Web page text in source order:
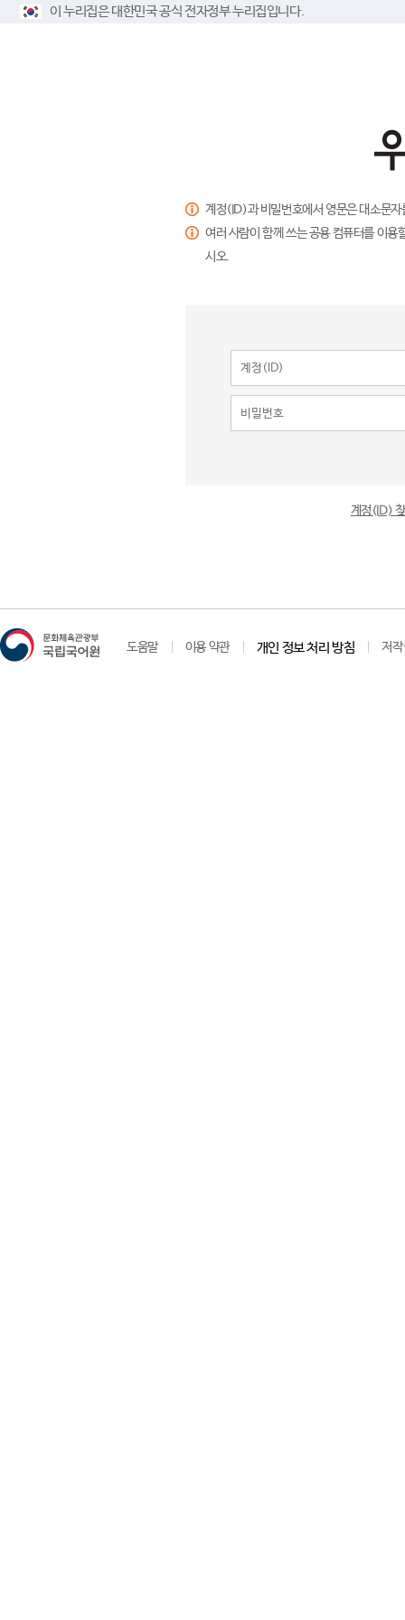
이 누리집은 대한민국 공식 전자정부 누리집입니다.
계정(ID)과 비밀번호에서 영문은 대소문
여러 사람이 함께 쓰는 공용 컴퓨터를 이
시오.
계정(ID)
도움말 이용 약관 개인 정보 처리 방침 저